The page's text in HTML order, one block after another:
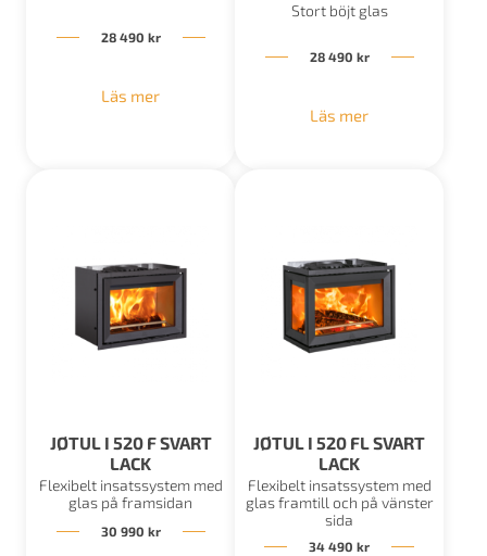
28 490 kr
Läs mer
Stort böjt glas
28 490 kr
Läs mer
JØTUL I 520 F SVART
LACK
Flexibelt insatssystem med
glas på framsidan
30 990 kr
JØTUL I 520 FL SVART
LACK
Flexibelt insatssystem med
glas framtill och på vänster
sida
34 490 kr